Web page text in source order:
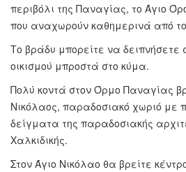
περιβόλι της Παναγίας, το Άγιο
που αναχωρούν καθημερινά από
Το βράδυ μπορείτε να δειπνήσετε
οικισμού μπροστά στο κύμα.
Πολύ κοντά στον Όρμο Παναγίας
Νικόλαος, παραδοσιακό χωριό με
δείγματα της παραδοσιακής
Χαλκιδικής.
Στον Άγιο Νικόλαο θα βρείτε